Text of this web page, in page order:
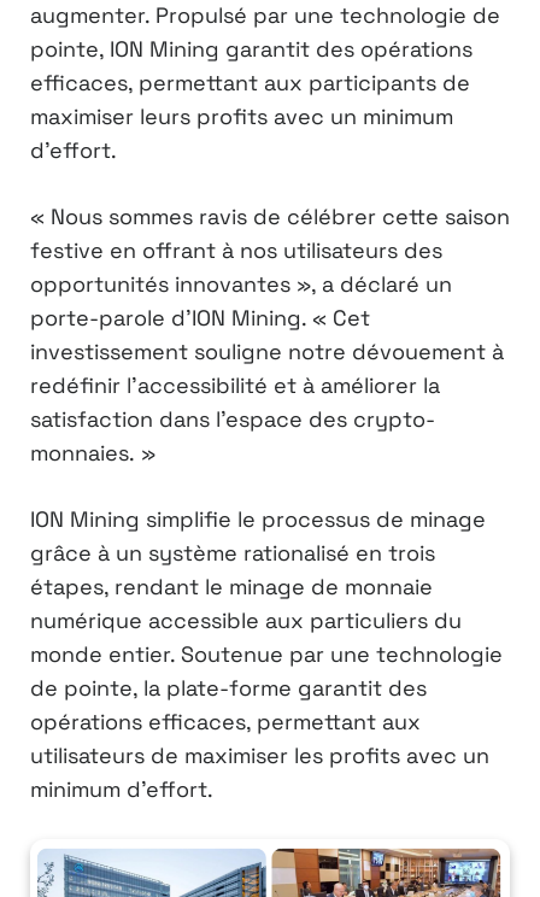
augmenter. Propulsé par une technologie de
pointe, ION Mining garantit des opérations
efficaces, permettant aux participants de
maximiser leurs profits avec un minimum
d’effort.
« Nous sommes ravis de célébrer cette saison
festive en offrant à nos utilisateurs des
opportunités innovantes », a déclaré un
porte-parole d’ION Mining. « Cet
investissement souligne notre dévouement à
redéfinir l’accessibilité et à améliorer la
satisfaction dans l’espace des crypto-
monnaies. »
ION Mining simplifie le processus de minage
grâce à un système rationalisé en trois
étapes, rendant le minage de monnaie
numérique accessible aux particuliers du
monde entier. Soutenue par une technologie
de pointe, la plate-forme garantit des
opérations efficaces, permettant aux
utilisateurs de maximiser les profits avec un
minimum d’effort.